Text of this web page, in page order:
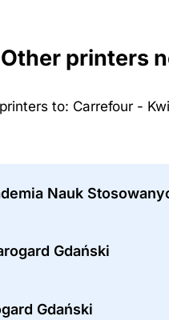
Other printers
to: Carrefour -
Nauk
Gdański
Gdański